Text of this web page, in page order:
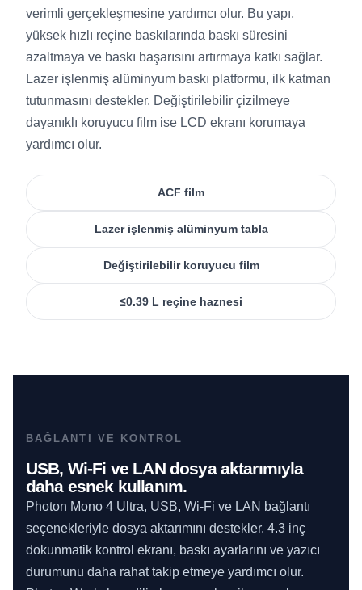
verimli gerçekleşmesine yardımcı olur. Bu yapı,
yüksek hızlı reçine baskılarında baskı süresini
azaltmaya ve baskı başarısını artırmaya katkı sağlar.
Lazer işlenmiş alüminyum baskı platformu, ilk katman
tutunmasını destekler. Değiştirilebilir çizilmeye
dayanıklı koruyucu film ise LCD ekranı korumaya
yardımcı olur.
ACF film
Lazer işlenmiş alüminyum tabla
Değiştirilebilir koruyucu film
≤0.39 L reçine haznesi
BAĞLANTI VE KONTROL
USB, Wi-Fi ve LAN dosya aktarımıyla
daha esnek kullanım.
Photon Mono 4 Ultra, USB, Wi-Fi ve LAN bağlantı
seçenekleriyle dosya aktarımını destekler. 4.3 inç
dokunmatik kontrol ekranı, baskı ayarlarını ve yazıcı
durumunu daha rahat takip etmeye yardımcı olur.